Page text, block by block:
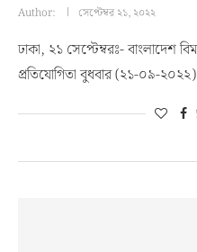
Author: সেপ্টেম্বর ২১, ২০২২
ঢাকা, ২১ সেপ্টেম্বরঃ- বাংলাদেশ
প্রতিযোগিতা বুধবার (২১-০৯-২০২২)